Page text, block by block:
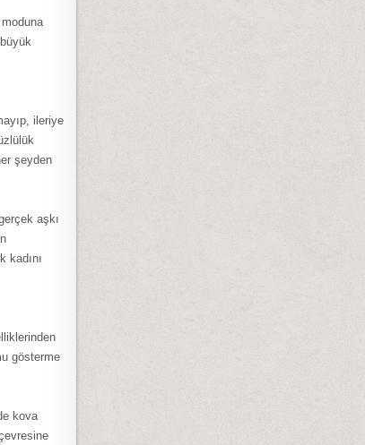
ileriye
şeyden
aşkı
kadını
gösterme
kova